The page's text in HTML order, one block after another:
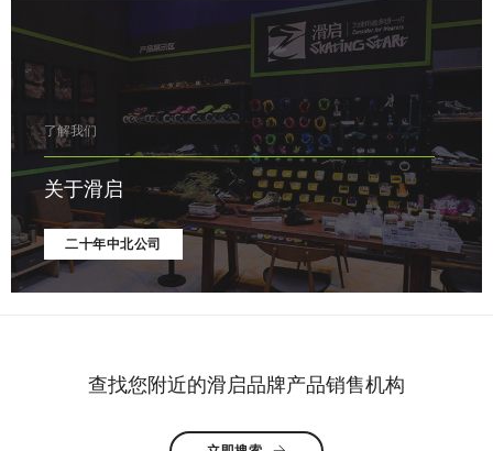
了解我们
关于滑启
二十年中北公司
查找您附近的滑启品牌产品销售机构